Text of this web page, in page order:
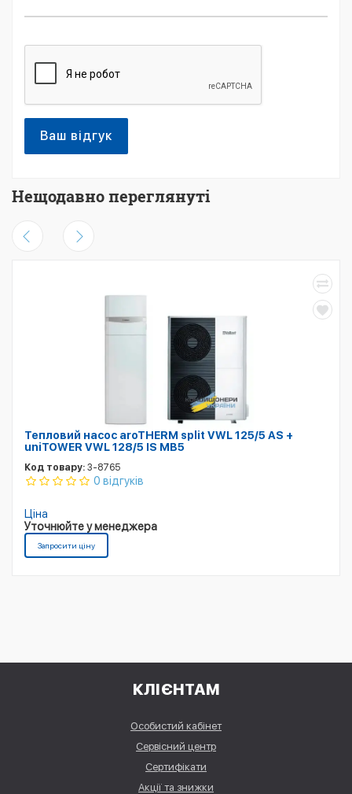
Ваш відгук
Нещодавно переглянуті
Тепловий насос aroTHERM split VWL 125/5 AS +
uniTOWER VWL 128/5 IS MB5
Код товару: 3-8765
0 відгуків
Ціна
Уточнюйте у менеджера
Запросити ціну
КЛІЄНТАМ
Особистий кабінет
Сервісний центр
Сертифікати
Акції та знижки